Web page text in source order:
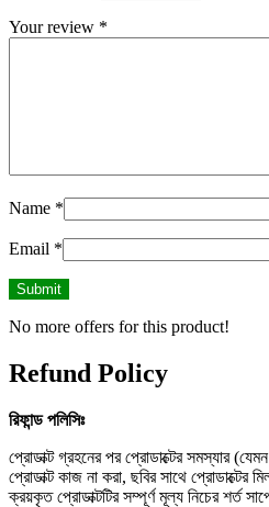
Your review *
Name *
Email *
No more offers for this product!
Refund Policy
রিফান্ড পলিসিঃ
প্রোডাক্ট গ্রহনের পর প্রোডাক্টের সমস্যার
প্রোডাক্ট কাজ না করা, ছবির সাথে প্রোডাক্টের
ক্রয়কৃত প্রোডাক্টটির সম্পূর্ণ মূল্য নিচের শর্ত